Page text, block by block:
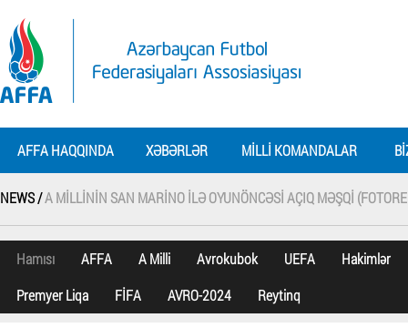
AFFA HAQQINDA XƏBƏRLƏR MILLI KOMANDALAR
NEWS /A MILLININ SAN MARINO ILƏ OYUNÖNCƏSI AÇIQ MƏŞQI
Hamısı AFFA A Milli Avrokubok UEFA
Hakimlər
Premyer Liqa
FİFA AVRO-2024 Reytinq